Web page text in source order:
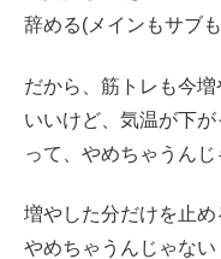
辞める(メインもサブ
だから、筋トレも今
いいけど、気温が下
って、やめちゃうんじ
増やした分だけを止
やめちゃうんじゃない